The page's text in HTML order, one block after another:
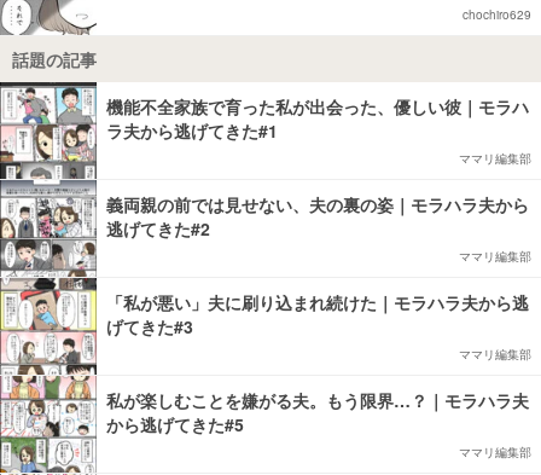
chochiro629
話題の記事
機能不全家族で育った私が出会った、優しい彼｜モラハ
ラ夫から逃げてきた#1
ママリ編集部
義両親の前では見せない、夫の裏の姿｜モラハラ夫から
逃げてきた#2
ママリ編集部
「私が悪い」夫に刷り込まれ続けた｜モラハラ夫から逃
げてきた#3
ママリ編集部
私が楽しむことを嫌がる夫。もう限界…？｜モラハラ夫
から逃げてきた#5
ママリ編集部